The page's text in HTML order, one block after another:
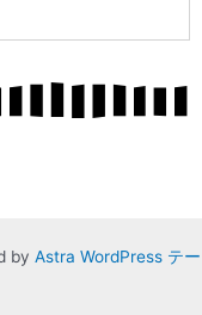
by Astra WordPress テー